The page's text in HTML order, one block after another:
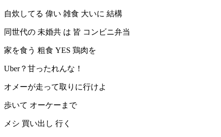
自炊してる 偉い 雑食 大いに 結構
同世代の 未婚共 は 皆 コンビニ弁当
家を食う 粗食 YES 鶏肉を
Uber？甘ったれんな！
オメーが走って取りに行けよ
歩いて オーケーまで
メシ 買い出し 行く